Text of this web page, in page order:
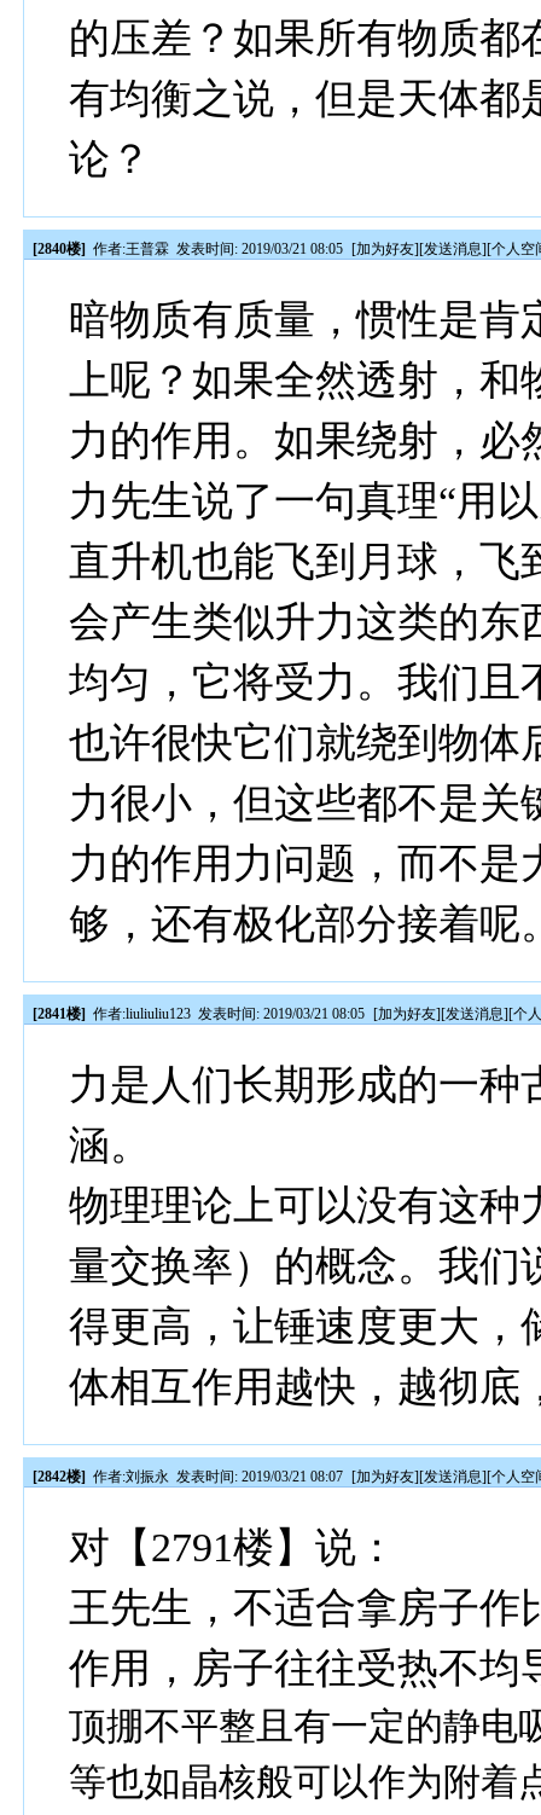
的压差？如果所有物质都
有均衡之说，但是天体都
论？
[2840楼] 作者:王普霖 发表时间: 2019/03/21 08:05 [加为好友][发送消息][个人空
暗物质有质量，惯性是肯
上呢？如果全然透射，
力的作用。如果绕射，
力先生说了一句真理“用
直升机也能飞到月球，飞
会产生类似升力这类的东
均匀，它将受力。我们且
也许很快它们就绕到物体
力很小，但这些都不是
力的作用力问题，而不
够，还有极化部分接着呢
[2841楼] 作者:liuliuliu123 发表时间: 2019/03/21 08:05 [加为好友][发送消息][个
力是人们长期形成的一
涵。
物理理论上可以没有这种
量交换率）的概念。我们
得更高，让锤速度更大，
体相互作用越快，越彻底
[2842楼] 作者:刘振永 发表时间: 2019/03/21 08:07 [加为好友][发送消息][个人空
对【2791楼】说：
王先生，不适合拿房子作
作用，房子往往受热不均
顶掤不平整且有一定的静电
等也如晶核般可以作为附着